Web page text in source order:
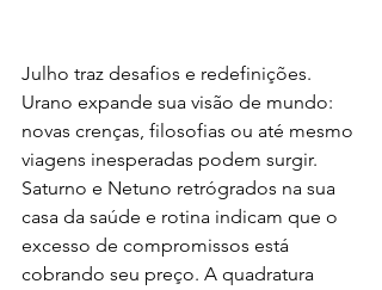
Julho traz desafios e redefinições.
Urano expande sua visão de mundo:
novas crenças, filosofias ou até mesmo
viagens inesperadas podem surgir.
Saturno e Netuno retrógrados na sua
casa da saúde e rotina indicam que o
excesso de compromissos está
cobrando seu preço. A quadratura